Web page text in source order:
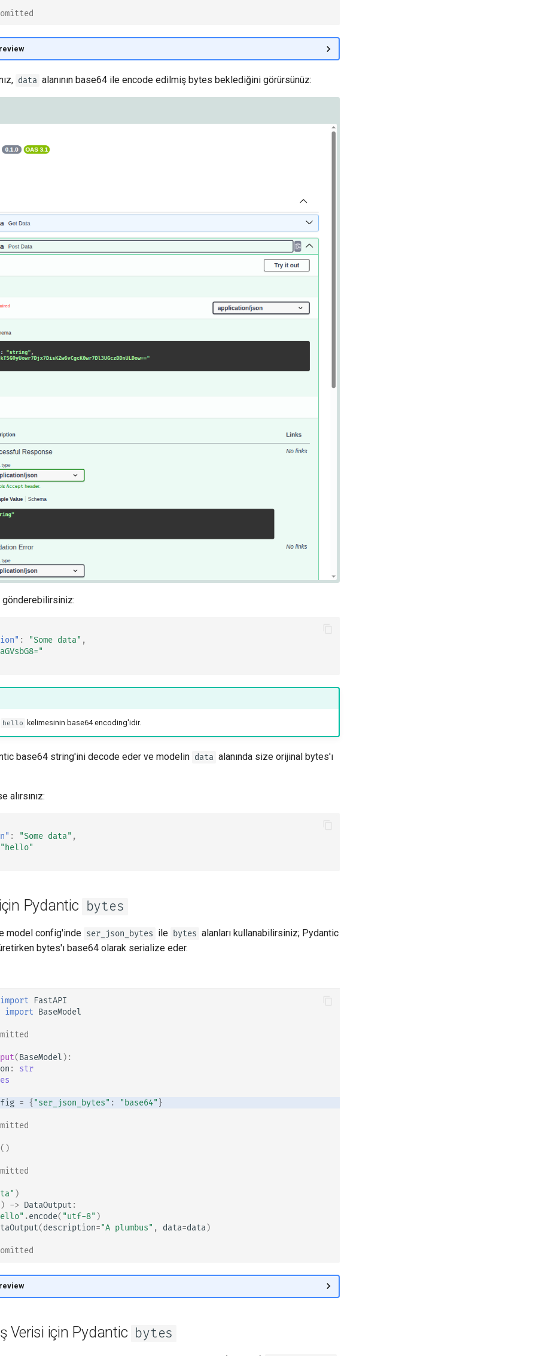
👇
data alanının base64 ile encode edilmiş bytes beklediğini görürsünüz:
: "Some data" ,
hello kelimesinin base64 encoding'idir.
base64 string'ini decode eder ve modelin data alanında size orijinal bytes'ı
alırsınız:
: "Some data" ,
"hello"
için Pydantic bytes
model config'inde ser_json_bytes ile bytes alanları kullanabilirsiniz; Pydantic
bytes'ı base64 olarak serialize eder.
import
FastAPI
import BaseModel
👈
(BaseModel ):
:
str
= { "ser_json_bytes" : "base64" }
👈
()
👈
)
-> DataOutput :
.encode( "utf-8" )
(description="A plumbus" , data=data )
👇
Verisi için Pydantic bytes